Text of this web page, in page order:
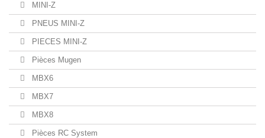
MINI-Z
PNEUS MINI-Z
PIECES MINI-Z
Pièces Mugen
MBX6
MBX7
MBX8
Pièces RC System